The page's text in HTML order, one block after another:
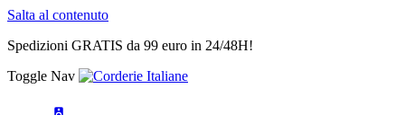
Salta al contenuto
Spedizioni GRATIS da 99 euro in 24/48H!
Toggle Nav